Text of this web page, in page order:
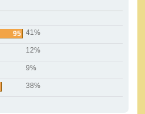
95 41%
12%
9%
38%